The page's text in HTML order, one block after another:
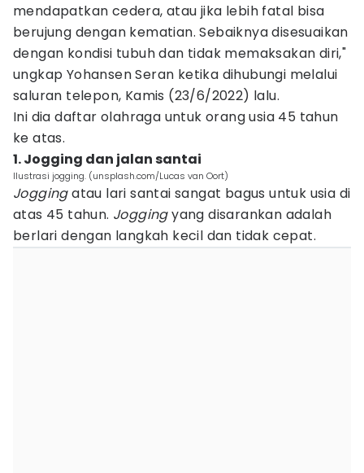
mendapatkan cedera, atau jika lebih fatal bisa
berujung dengan kematian. Sebaiknya disesuaikan
dengan kondisi tubuh dan tidak memaksakan diri,"
ungkap Yohansen Seran ketika dihubungi melalui
saluran telepon, Kamis (23/6/2022) lalu.
Ini dia daftar olahraga untuk orang usia 45 tahun
ke atas.
1. Jogging dan jalan santai
Ilustrasi jogging. (unsplash.com/Lucas van Oort)
Joggingatau lari santai sangat bagus untuk usia di
atas 45 tahun. Joggingyang disarankan adalah
berlari dengan langkah kecil dan tidak cepat.